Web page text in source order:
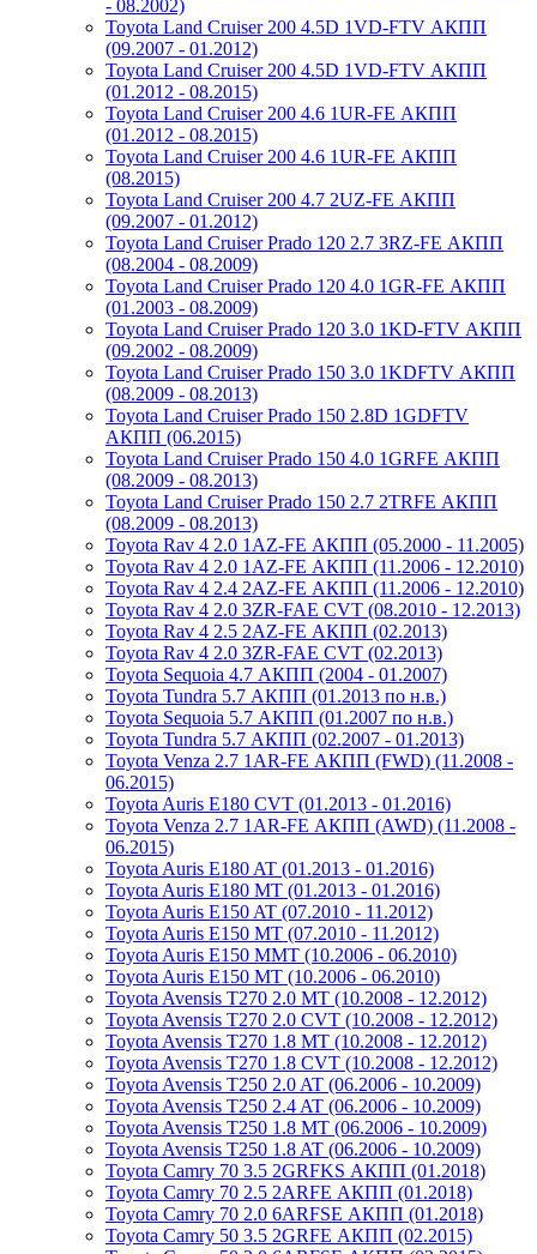
- 08.2002)
Toyota Land Cruiser 200 4.5D 1VD-FTV АКПП
(09.2007 - 01.2012)
Toyota Land Cruiser 200 4.5D 1VD-FTV АКПП
(01.2012 - 08.2015)
Toyota Land Cruiser 200 4.6 1UR-FE АКПП
(01.2012 - 08.2015)
Toyota Land Cruiser 200 4.6 1UR-FE АКПП
(08.2015)
Toyota Land Cruiser 200 4.7 2UZ-FE АКПП
(09.2007 - 01.2012)
Toyota Land Cruiser Prado 120 2.7 3RZ-FE АКПП
(08.2004 - 08.2009)
Toyota Land Cruiser Prado 120 4.0 1GR-FE АКПП
(01.2003 - 08.2009)
Toyota Land Cruiser Prado 120 3.0 1KD-FTV АКПП
(09.2002 - 08.2009)
Toyota Land Cruiser Prado 150 3.0 1KDFTV АКПП
(08.2009 - 08.2013)
Toyota Land Cruiser Prado 150 2.8D 1GDFTV
АКПП (06.2015)
Toyota Land Cruiser Prado 150 4.0 1GRFE АКПП
(08.2009 - 08.2013)
Toyota Land Cruiser Prado 150 2.7 2TRFE АКПП
(08.2009 - 08.2013)
Toyota Rav 4 2.0 1AZ-FE АКПП (05.2000 - 11.2005)
Toyota Rav 4 2.0 1AZ-FE АКПП (11.2006 - 12.2010)
Toyota Rav 4 2.4 2AZ-FE АКПП (11.2006 - 12.2010)
Toyota Rav 4 2.0 3ZR-FAE CVT (08.2010 - 12.2013)
Toyota Rav 4 2.5 2AZ-FE АКПП (02.2013)
Toyota Rav 4 2.0 3ZR-FAE CVT (02.2013)
Toyota Sequoia 4.7 АКПП (2004 - 01.2007)
Toyota Tundra 5.7 АКПП (01.2013 по н.в.)
Toyota Sequoia 5.7 АКПП (01.2007 по н.в.)
Toyota Tundra 5.7 АКПП (02.2007 - 01.2013)
Toyota Venza 2.7 1AR-FE АКПП (FWD) (11.2008 -
06.2015)
Toyota Auris E180 CVT (01.2013 - 01.2016)
Toyota Venza 2.7 1AR-FE АКПП (AWD) (11.2008 -
06.2015)
Toyota Auris E180 AT (01.2013 - 01.2016)
Toyota Auris E180 MT (01.2013 - 01.2016)
Toyota Auris E150 AT (07.2010 - 11.2012)
Toyota Auris E150 MT (07.2010 - 11.2012)
Toyota Auris E150 MMT (10.2006 - 06.2010)
Toyota Auris E150 MT (10.2006 - 06.2010)
Toyota Avensis T270 2.0 MT (10.2008 - 12.2012)
Toyota Avensis T270 2.0 CVT (10.2008 - 12.2012)
Toyota Avensis T270 1.8 MT (10.2008 - 12.2012)
Toyota Avensis T270 1.8 CVT (10.2008 - 12.2012)
Toyota Avensis T250 2.0 AT (06.2006 - 10.2009)
Toyota Avensis T250 2.4 AT (06.2006 - 10.2009)
Toyota Avensis T250 1.8 MT (06.2006 - 10.2009)
Toyota Avensis T250 1.8 AT (06.2006 - 10.2009)
Toyota Camry 70 3.5 2GRFKS АКПП (01.2018)
Toyota Camry 70 2.5 2ARFE АКПП (01.2018)
Toyota Camry 70 2.0 6ARFSE АКПП (01.2018)
Toyota Camry 50 3.5 2GRFE АКПП (02.2015)